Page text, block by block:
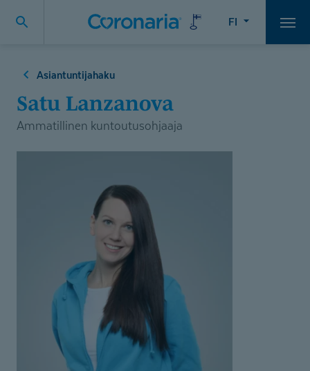
FI
Asiantuntijahaku
Satu Lanzanova
Ammatillinen kuntoutusohjaaja